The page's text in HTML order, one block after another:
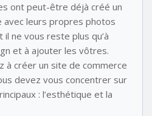
ont peut-être déjà créé un
avec leurs propres photos
ne vous reste plus qu’à
et à ajouter les vôtres.
à créer un site de commerce
devez vous concentrer sur
: l’esthétique et la